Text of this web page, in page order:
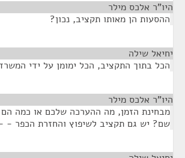
היו"ר אלכס מילר
ההסעות הן מאותו תקציב, נכון?
יחיאל שילה
הכל בתוך התקציב, הכל ימומן על ידי
היו"ר אלכס מילר
מבחינת הזמן, מה ההערכה שלכם או כמה הם
שם? יש גם תקציב לשיפוץ והחזרת הכפר -